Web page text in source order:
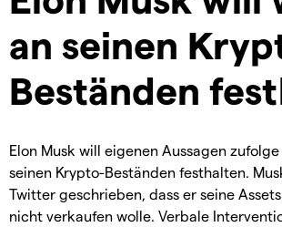
an seinen
Beständen
Elon Musk will eigenen Aussagen
seinen Krypto-Beständen festhalten.
Twitter geschrieben, dass er seine
nicht verkaufen wolle. Verbale